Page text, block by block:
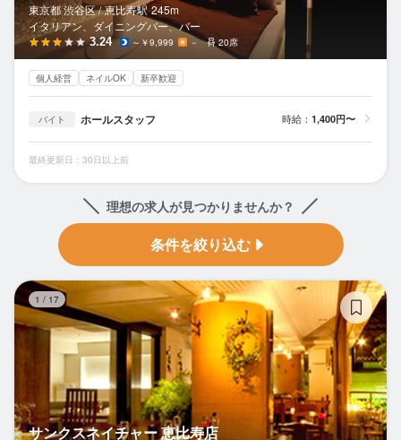
東京都 渋谷区 / 恵比寿駅 245m
イタリアン、ダイニングバー、バー
3.24 ～￥9,999 － 20席
個人経営 ネイルOK 新卒歓迎
バイト ホールスタッフ 時給： 1,400円〜
最終更新日：30日以上前
理想の求人が見つかりませんか？
条件を絞り込む
1 / 17
サンクスネイチャー 恵比寿店